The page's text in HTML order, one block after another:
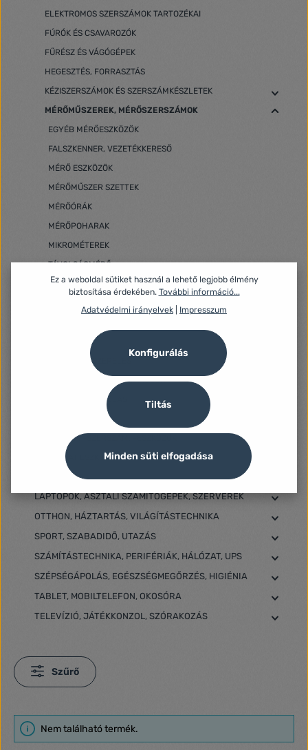
ELEKTROMOS SZERSZÁMOK TARTOZÉKAI
FÚRÓK ÉS CSAVAROZÓK
FŰRÉSZ ÉS VÁGÓGÉPEK
HEGESZTÉS, FORRASZTÁS
KÉZISZERSZÁMOK ÉS SZERSZÁMKÉSZLETEK
MÉRŐMŰSZEREK, MÉRŐSZERSZÁMOK
EGYÉB MÉRŐESZKÖZÖK
FALSZKENNER, VEZETÉKKERESŐ
MÉRŐ ESZKÖZÖK
MÉRŐMŰSZER SZETTEK
MÉRŐÓRÁK
MÉRŐPOHARAK
MIKROMÉTEREK
TÁVOLSÁGMÉRŐ
SZINTEZŐ ESZKÖZÖK
VÍZMÉRTÉK
MŰHELYFELSZERELÉS
SZERSZÁMOS LÁDÁK, TÁROLÓK
FA- ÉS BOKORÁPOLÁS
KERTIGÉP, -SZERSZÁM, -ESZKÖZÖK
KISÁLLAT ESZKÖZÖK
ÖNTÖZÉS
LAPTOPOK, ASZTALI SZÁMÍTÓGÉPEK, SZERVEREK
OTTHON, HÁZTARTÁS, VILÁGÍTÁSTECHNIKA
SPORT, SZABADIDŐ, UTAZÁS
SZÁMÍTÁSTECHNIKA, PERIFÉRIÁK, HÁLÓZAT, UPS
SZÉPSÉGÁPOLÁS, EGÉSZSÉGMEGŐRZÉS, HIGIÉNIA
TABLET, MOBILTELEFON, OKOSÓRA
TELEVÍZIÓ, JÁTÉKKONZOL, SZÓRAKOZÁS
Szűrő
Nem található termék.
Ez a weboldal sütiket használ a lehető legjobb élmény
biztosítása érdekében. További információ...
Adatvédelmi irányelvek
Impresszum
Tiltás
Konfigurálás
Minden süti elfogadása